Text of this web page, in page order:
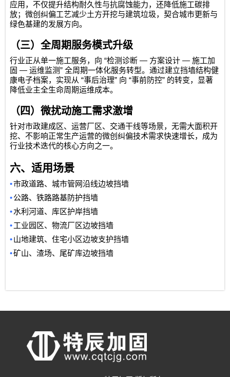
应用，不仅提升结构耐久性与抗腐蚀能力，还降低施工碳排
放；微创纠偏工艺减少土方开挖与建筑垃圾，契合城市更新与
绿色基建的发展方向。
（三）全周期服务模式升级
行业正从单一施工服务，向 “检测诊断— 方案设计—施工加
固—运维监测”全周期一体化服务转型。通过建立挡墙结构健
康电子档案，实现从“事后治理” 向“事前防控” 的转变，显著
降低业主全生命周期运维成本。
（四）微扰动施工需求激增
针对市政建成区、运营厂区、交通干线等场景，无需大面积开
挖、不影响正常生产运营的微创纠偏技术需求快速增长，成为
行业技术迭代的核心方向之一。
六、适用场景
•市政道路、城市管网沿线边坡挡墙
•公路、铁路路基防护挡墙
•水利河道、库区护岸挡墙
•工业园区、物流厂区边坡挡墙
•山地建筑、住宅小区边坡支护挡墙
•矿山、渣场、尾矿库边坡挡墙